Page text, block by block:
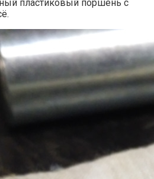
пластиковый поршень с